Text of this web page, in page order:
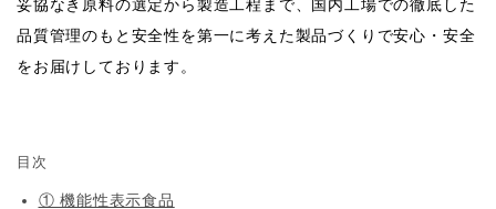
妥協なき原料の選定から製造工程まで、国内工場での徹底した
品質管理のもと安全性を第一に考えた製品づくりで安心・安全
をお届けしております。
目次
① 機能性表示食品